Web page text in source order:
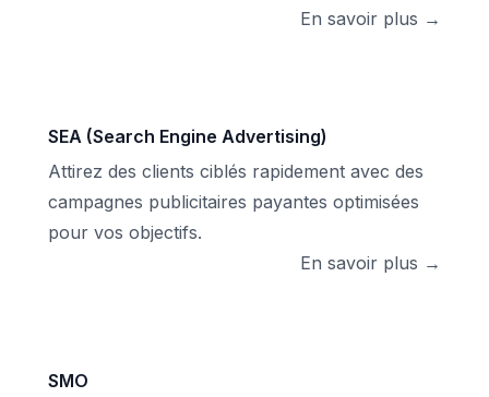
En savoir plus →
SEA (Search Engine Advertising)
Attirez des clients ciblés rapidement avec des
campagnes publicitaires payantes optimisées
pour vos objectifs.
En savoir plus →
SMO